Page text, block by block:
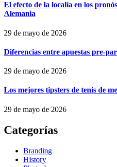
El efecto de la localía en los
Alemania
29 de mayo de 2026
Diferencias entre apuestas
29 de mayo de 2026
Los mejores tipsters de tenis de
29 de mayo de 2026
Categorías
Branding
History